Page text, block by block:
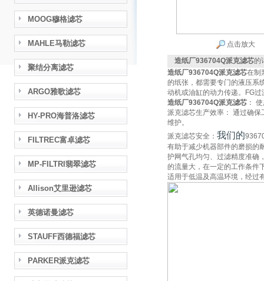
MOOG穆格滤芯
MAHLE马勒滤芯
聚结分离滤芯
ARGO雅歌滤芯
HY-PRO海普洛滤芯
FILTREC富卓滤芯
MP-FILTRI翡翠滤芯
Allison艾里逊滤芯
英德诺曼滤芯
STAUFF西德福滤芯
PARKER派克滤芯
点击放大
造纸厂936704Q派克滤芯的
造纸厂936704Q派克滤芯在制
的纸张，都需要专门的液压系
动机或油缸的动力传递。FG
造纸厂936704Q派克滤芯 ：
派克滤芯生产效率： 通过确
维护。
派克滤芯安全： 我们的
有助于减少机器部件的磨损的
护网气孔均匀、过滤精度准确
的流量大，在一定的工作条件
适用于低温及高温环境，经过